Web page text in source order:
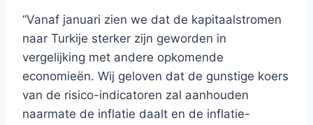
“Vanaf januari zien we dat de kapitaalstromen
naar Turkije sterker zijn geworden in
vergelijking met andere opkomende
economieën. Wij geloven dat de gunstige koers
van de risico-indicatoren zal aanhouden
naarmate de inflatie daalt en de inflatie-